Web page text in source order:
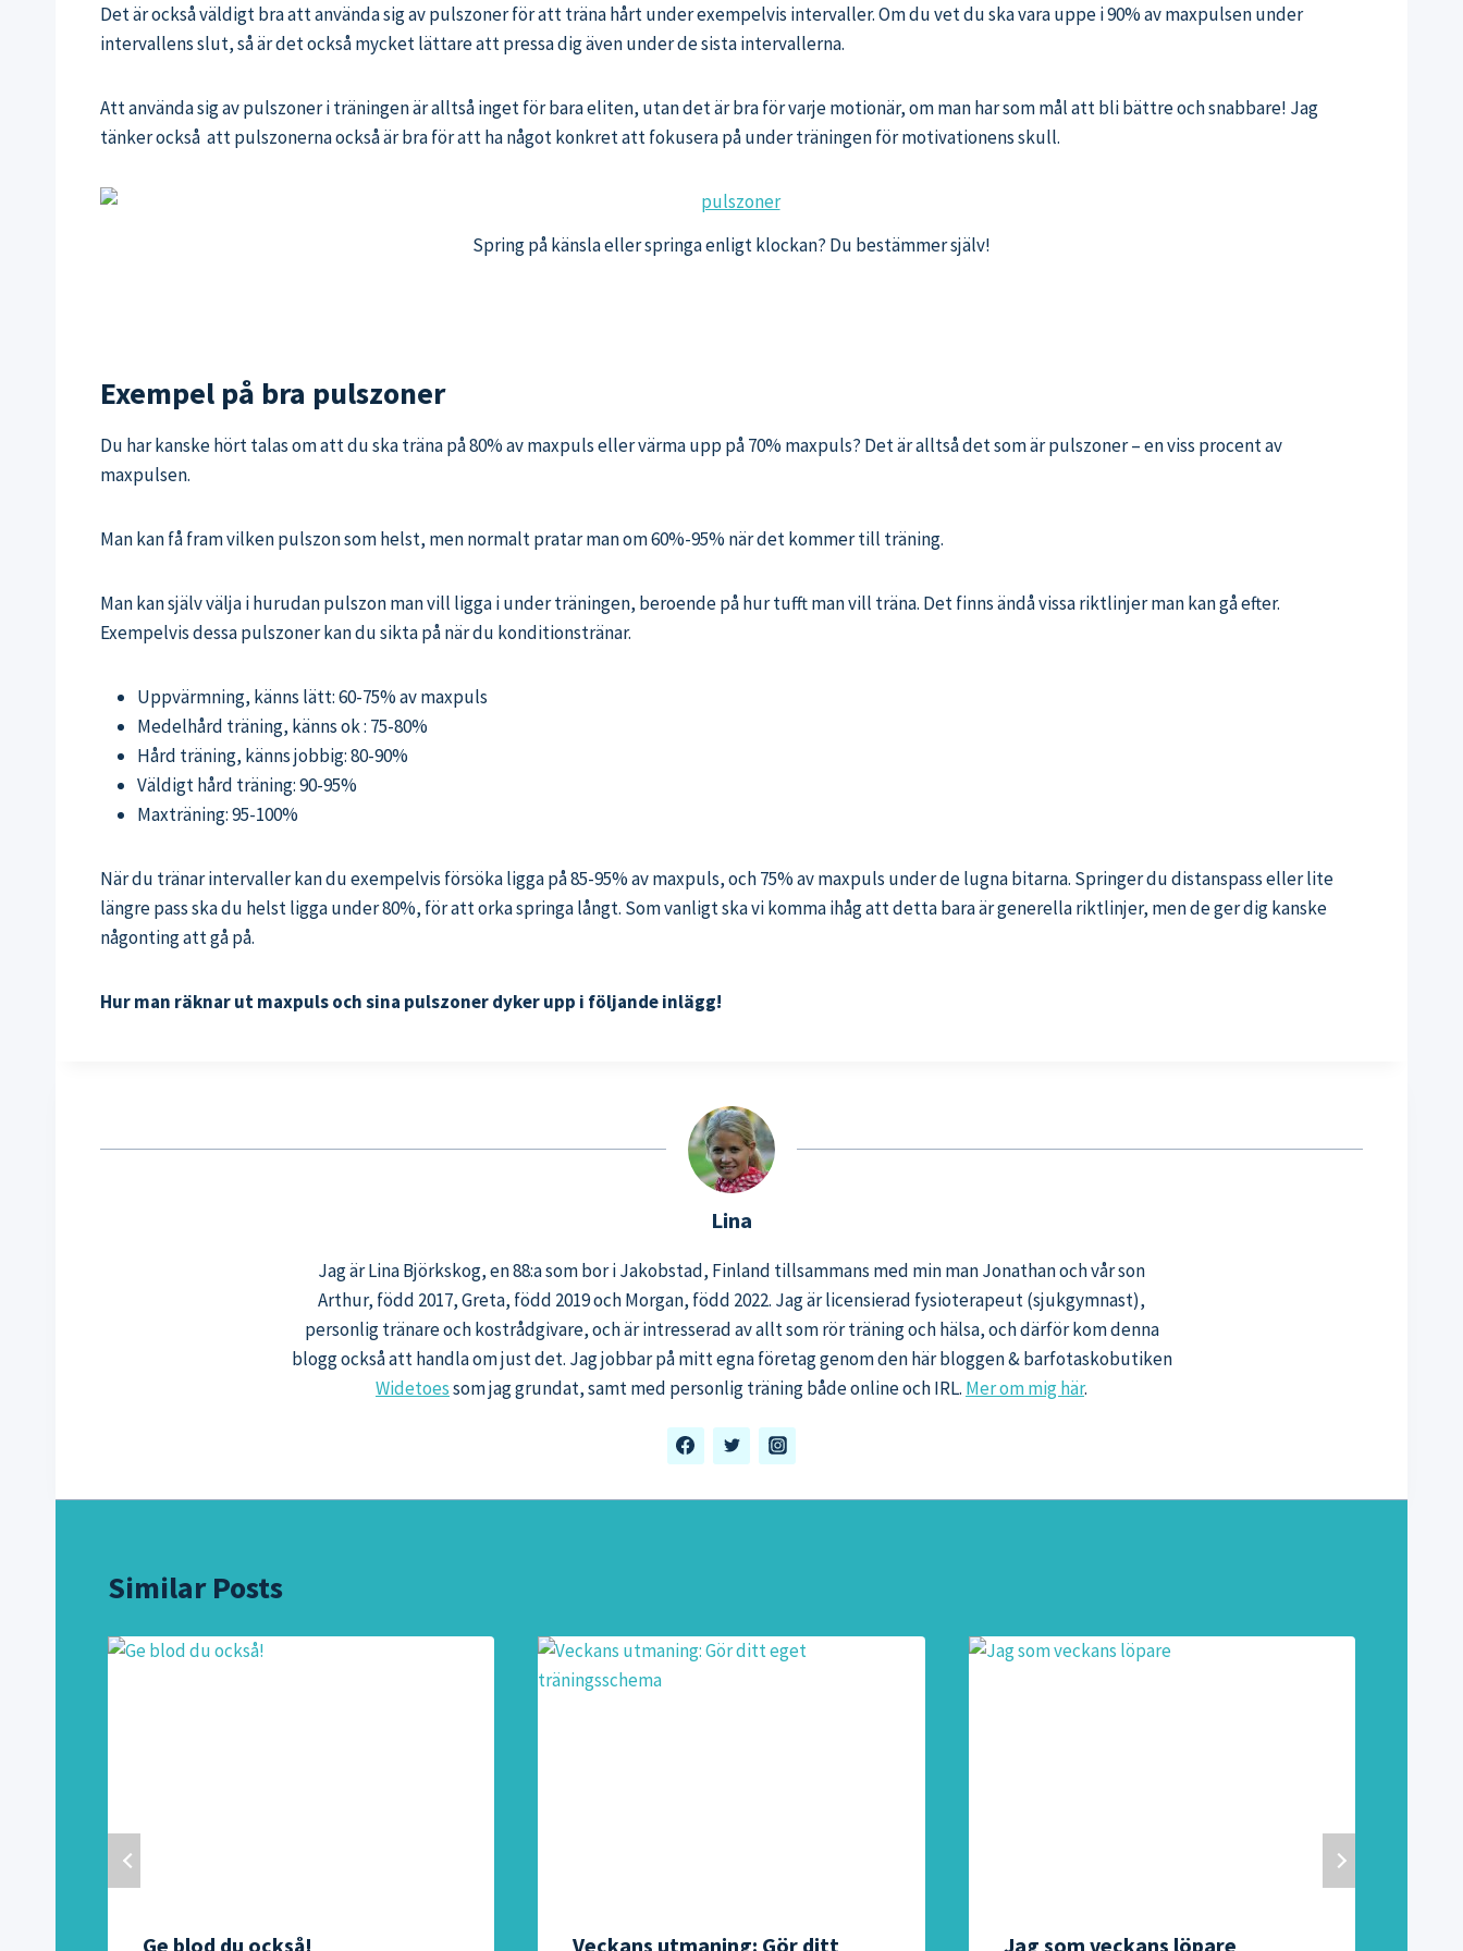
Det är också väldigt bra att använda sig av pulszoner för att träna hårt under exempelvis intervaller. Om du vet du ska vara uppe i 90% av maxpulsen under
intervallens slut, så är det också mycket lättare att pressa dig även under de sista intervallerna.
Att använda sig av pulszoner i träningen är alltså inget för bara eliten, utan det är bra för varje motionär, om man har som mål att bli bättre och snabbare! Jag
tänker också att pulszonerna också är bra för att ha något konkret att fokusera på under träningen för motivationens skull.
Spring på känsla eller springa enligt klockan? Du bestämmer själv!
Exempel på bra pulszoner
Du har kanske hört talas om att du ska träna på 80% av maxpuls eller värma upp på 70% maxpuls? Det är alltså det som är pulszoner – en viss procent av
maxpulsen.
Man kan få fram vilken pulszon som helst, men normalt pratar man om 60%-95% när det kommer till träning.
Man kan själv välja i hurudan pulszon man vill ligga i under träningen, beroende på hur tufft man vill träna. Det finns ändå vissa riktlinjer man kan gå efter.
Exempelvis dessa pulszoner kan du sikta på när du konditionstränar.
Uppvärmning, känns lätt: 60-75% av maxpuls
Medelhård träning, känns ok : 75-80%
Hård träning, känns jobbig: 80-90%
Väldigt hård träning: 90-95%
Maxträning: 95-100%
När du tränar intervaller kan du exempelvis försöka ligga på 85-95% av maxpuls, och 75% av maxpuls under de lugna bitarna. Springer du distanspass eller lite
längre pass ska du helst ligga under 80%, för att orka springa långt. Som vanligt ska vi komma ihåg att detta bara är generella riktlinjer, men de ger dig kanske
någonting att gå på.
Hur man räknar ut maxpuls och sina pulszoner dyker upp i följande inlägg!
Lina
Jag är Lina Björkskog, en 88:a som bor i Jakobstad, Finland tillsammans med min man Jonathan och vår son
Arthur, född 2017, Greta, född 2019 och Morgan, född 2022. Jag är licensierad fysioterapeut (sjukgymnast),
personlig tränare och kostrådgivare, och är intresserad av allt som rör träning och hälsa, och därför kom denna
blogg också att handla om just det. Jag jobbar på mitt egna företag genom den här bloggen & barfotaskobutiken
Widetoessom jag grundat, samt med personlig träning både online och IRL. Mer om mig här.
Similar Posts
Ge blod du också! Veckans utmaning: Gör ditt Jag som veckans löpare